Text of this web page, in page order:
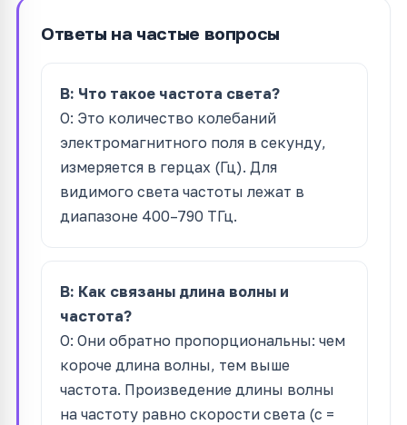
Ответы на частые вопросы
В: Что такое частота света?
О: Это количество колебаний
электромагнитного поля в секунду,
измеряется в герцах (Гц). Для
видимого света частоты лежат в
диапазоне 400–790 ТГц.
В: Как связаны длина волны и
частота?
О: Они обратно пропорциональны: чем
короче длина волны, тем выше
частота. Произведение длины волны
на частоту равно скорости света (c =